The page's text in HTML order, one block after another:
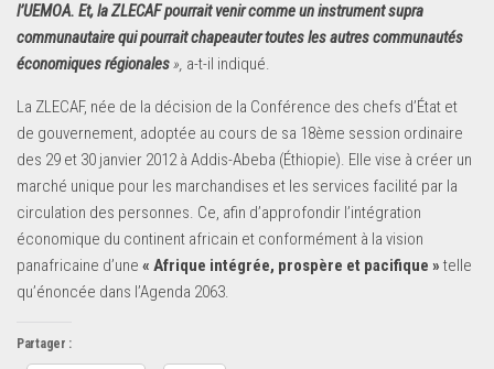
l’UEMOA. Et, la ZLECAF pourrait venir comme un instrument supra
communautaire qui pourrait chapeauter toutes les autres communautés
économiques régionales», a-t-il indiqué.
La ZLECAF, née de la décision de la Conférence des chefs d’État et
de gouvernement, adoptée au cours de sa 18ème session ordinaire
des 29 et 30 janvier 2012 à Addis-Abeba (Éthiopie). Elle vise à créer un
marché unique pour les marchandises et les services facilité par la
circulation des personnes. Ce, afin d’approfondir l’intégration
économique du continent africain et conformément à la vision
panafricaine d’une « Afrique intégrée, prospère et pacifique » telle
qu’énoncée dans l’Agenda 2063.
Partager :